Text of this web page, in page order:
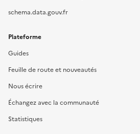
schema.data.gouv.fr
Plateforme
Guides
Feuille de route et nouveautés
Nous écrire
Échangez avec la communauté
Statistiques